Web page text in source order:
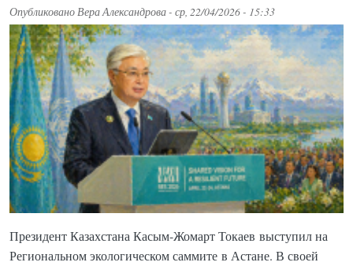
ОпубликованоВера Александрова- ср, 22/04/2026 - 15:33
Президент Казахстана Касым-Жомарт Токаев выступил на
Региональном экологическом саммите в Астане. В своей